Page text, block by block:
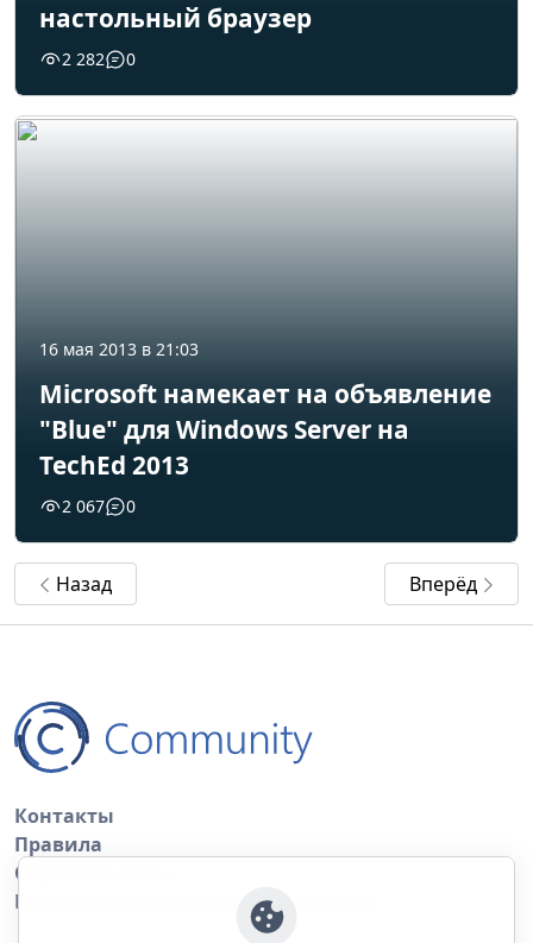
настольный браузер
2 282 0
16 мая 2013 в 21:03
Microsoft намекает на объявление
"Blue" для Windows Server на
TechEd 2013
2 067 0
Назад Вперёд
Контакты
Правила
Обратная связь
Правила копирования материалов